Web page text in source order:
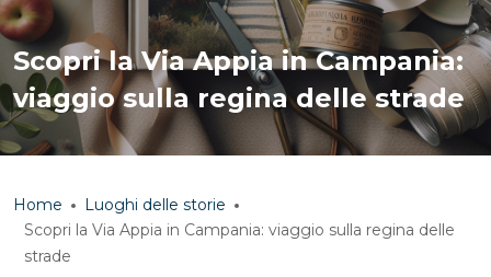
Scopri la Via Appia in Campania:
viaggio sulla regina delle strade
Home
Luoghi delle storie
Scopri la Via Appia in Campania: viaggio sulla regina delle
strade